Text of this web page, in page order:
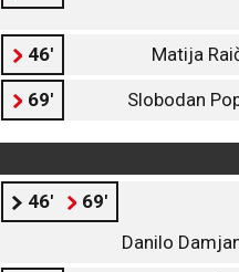
46' Matija
69' Slobodan
46'
69'
Danilo